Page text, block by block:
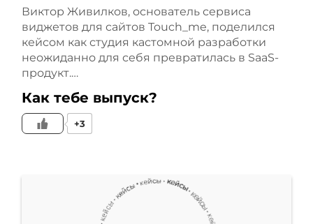
в общий каталог. В
объявлениях не было ни
одного запрещенного
названия. Таким образом,
при этом привлекали
целевую аудиторию. При
Виктор Живилков, основатель сервиса
виджетов для сайтов Touch_me, поделился
кейсом как студия кастомной разработки
неожиданно для себя превратилась в SaaS-
продукт.…
Как тебе выпуск?
+3